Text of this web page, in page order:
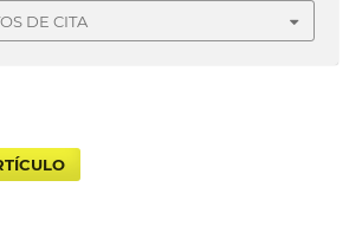
DE CITA